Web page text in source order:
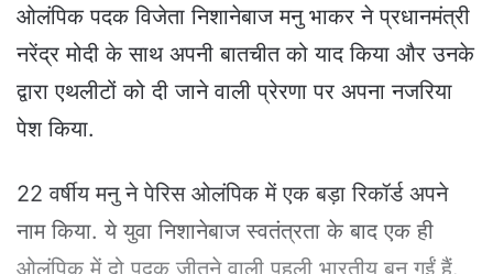
n
e
ओलंपिक पदक विजेता निशानेबाज मनु भाकर ने प्रधानमंत्री
नरेंद्र मोदी के साथ अपनी बातचीत को याद किया और उनके
द्वारा एथलीटों को दी जाने वाली प्रेरणा पर अपना नजरिया
पेश किया.
22 वर्षीय मनु ने पेरिस ओलंपिक में एक बड़ा रिकॉर्ड अपने
नाम किया. ये युवा निशानेबाज स्वतंत्रता के बाद एक ही
ओलंपिक में दो पदक जीतने वाली पहली भारतीय बन गईं हैं.